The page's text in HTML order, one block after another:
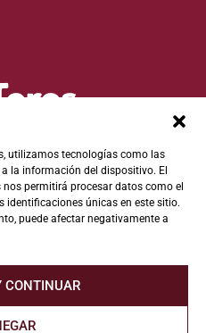
utilizamos tecnologías como las
la información del dispositivo. El
permitirá procesar datos como el
únicas en este sitio.
puede afectar negativamente a
CONTINUAR